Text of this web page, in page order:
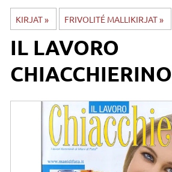
KIRJAT‪» FRIVOLITÉ MALLIKIRJAT‪»
IL LAVORO